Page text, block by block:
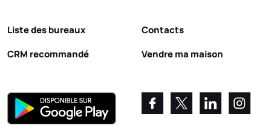
Liste des bureaux
CRM recommandé
Contacts
Vendre ma maison